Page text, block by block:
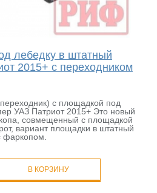
лебедку в штатный
2015+ с переходником
с площадкой под
УАЗ Патриот 2015+ Это новый
совмещенный с площадкой
вариант площадки в штатный
В КОРЗИНУ